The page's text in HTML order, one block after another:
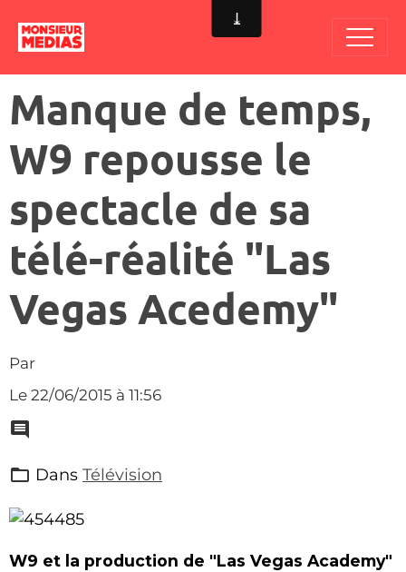
Manque de temps,
W9 repousse le
spectacle de sa
télé-réalité "Las
Vegas Acedemy"
Par
Le 22/06/2015 à 11:56
Dans Télévision
W9 et la production de "Las Vegas Academy"